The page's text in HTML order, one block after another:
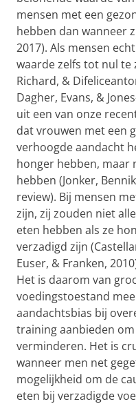
mensen met een
hebben dan wanneer
2017). Als mensen
waarde zelfs tot nul te
Richard, &
Dagher, Evans, &
uit een van onze
dat vrouwen met een
verhoogde aandacht
honger hebben, maar
hebben (Jonker,
review). Bij mensen
zijn, zij zouden niet
eten hebben als ze
verzadigd zijn
Euser, & Franken,
Het is daarom van
voedingstoestand
aandachtsbias bij
training aanbieden
verminderen. Het is
wanneer men net
mogelijkheid om de
eten bij verzadigde